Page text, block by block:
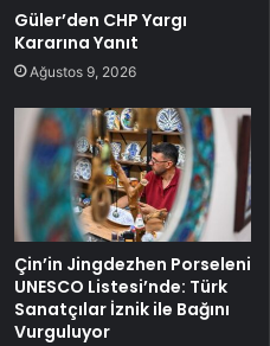
Güler’den CHP Yargı
Kararına Yanıt
Ağustos 9, 2026
Çin’in Jingdezhen Porseleni
UNESCO Listesi’nde: Türk
Sanatçılar İznik ile Bağını
Vurguluyor